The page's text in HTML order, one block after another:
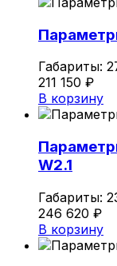
Габариты:
211 150 ₽
В корзину
W2.1
Габариты:
246 620 ₽
В корзину